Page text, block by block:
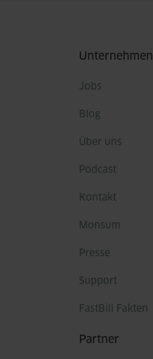
Unternehmen
Jobs
Blog
Über uns
Podcast
Kontakt
Monsum
Presse
Support
FastBill Fakten
Partner